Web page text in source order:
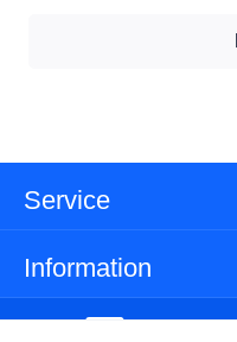
Service
Information